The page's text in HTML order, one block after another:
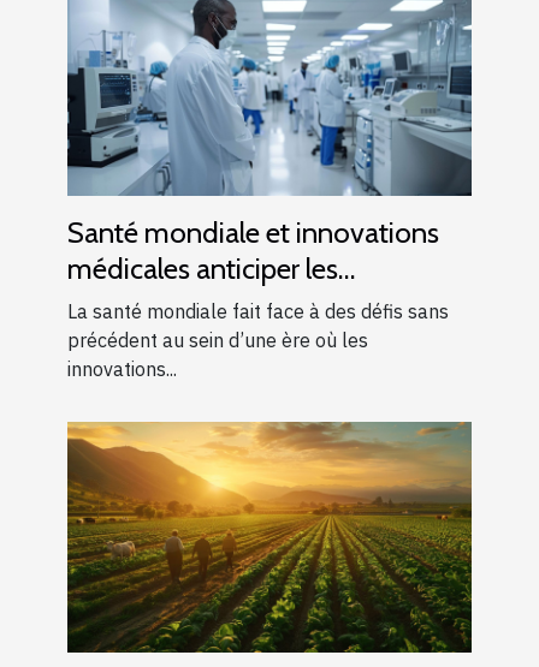
Santé mondiale et innovations
médicales anticiper les
pandémies du futur
La santé mondiale fait face à des défis sans
précédent au sein d’une ère où les
innovations...